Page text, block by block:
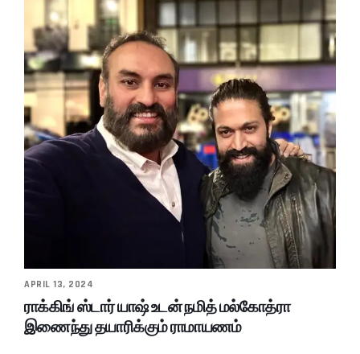
APRIL 13, 2024
ராக்கிங் ஸ்டார் யாஷ் உடன் நமித் மல்கோத்ரா
இணைந்து தயாரிக்கும் ராமாயணம்